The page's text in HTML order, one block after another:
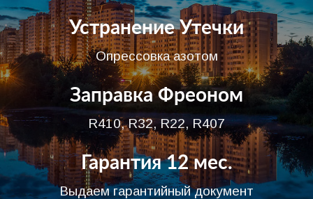
Устранение Утечки
Опрессовка азотом
Заправка Фреоном
R410, R32, R22, R407
Гарантия 12 мес.
Выдаем гарантийный документ